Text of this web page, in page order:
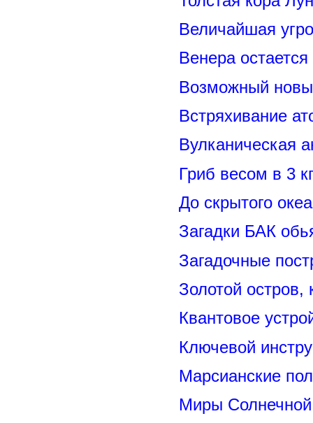
Величайшая
Венера
Возможный
Встряхивание
Вулканическая
Гриб весом в 3
До скрытого
Загадки БАК
Загадочные
Золотой остров,
Квантовое
Ключевой
Марсианские
Миры